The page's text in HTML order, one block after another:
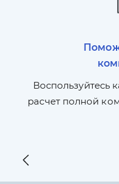
Воспользуйтесь
расчет полной